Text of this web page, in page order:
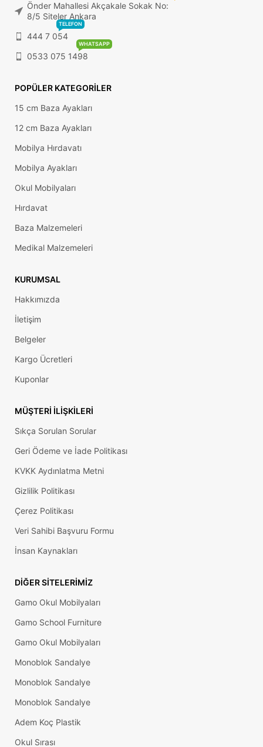
Önder Mahallesi Akçakale Sokak No:
8/5 Siteler Ankara
444 7 054
TELEFON
0533 075 1498
WHATSAPP
POPÜLER KATEGORILER
15 cm Baza Ayakları
12 cm Baza Ayakları
Mobilya Hırdavatı
Mobilya Ayakları
Okul Mobilyaları
Hırdavat
Baza Malzemeleri
Medikal Malzemeleri
KURUMSAL
Hakkımızda
İletişim
Belgeler
Kargo Ücretleri
Kuponlar
MÜŞTERI İLIŞKILERI
Sıkça Sorulan Sorular
Geri Ödeme ve İade Politikası
KVKK Aydınlatma Metni
Gizlilik Politikası
Çerez Politikası
Veri Sahibi Başvuru Formu
İnsan Kaynakları
DIĞER SITELERIMIZ
Gamo Okul Mobilyaları
Gamo School Furniture
Gamo Okul Mobilyaları
Monoblok Sandalye
Monoblok Sandalye
Monoblok Sandalye
Adem Koç Plastik
Okul Sırası